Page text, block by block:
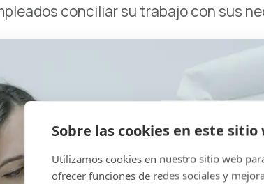
Sobre las cookies en este sitio
Utilizamos cookies en nuestro sitio web
ofrecer funciones de redes sociales y
conciliar su trabajo con sus